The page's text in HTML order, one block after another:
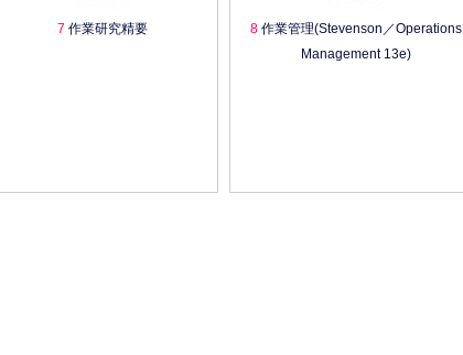
7 作業研究精要 8 作業管理(Stevenson／Operations
Management 13e)